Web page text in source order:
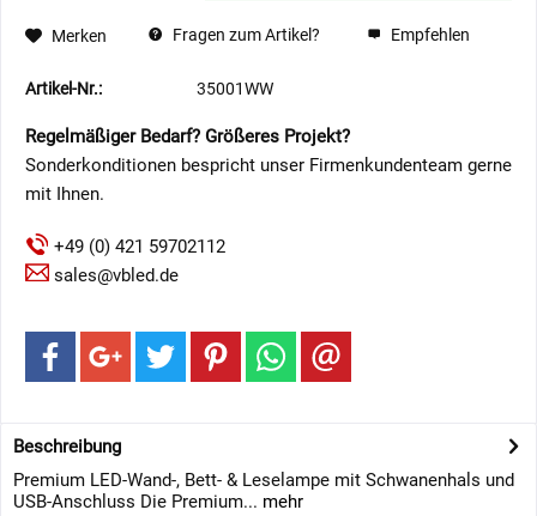
Merken Fragen zum Artikel? Empfehlen
Artikel-Nr.: 35001WW
Regelmäßiger Bedarf? Größeres Projekt?
Sonderkonditionen bespricht unser Firmenkundenteam gerne
mit Ihnen.
+49 (0) 421 59702112
sales@vbled.de
Beschreibung
Premium LED-Wand-, Bett- & Leselampe mit Schwanenhals und
USB-Anschluss Die Premium... mehr